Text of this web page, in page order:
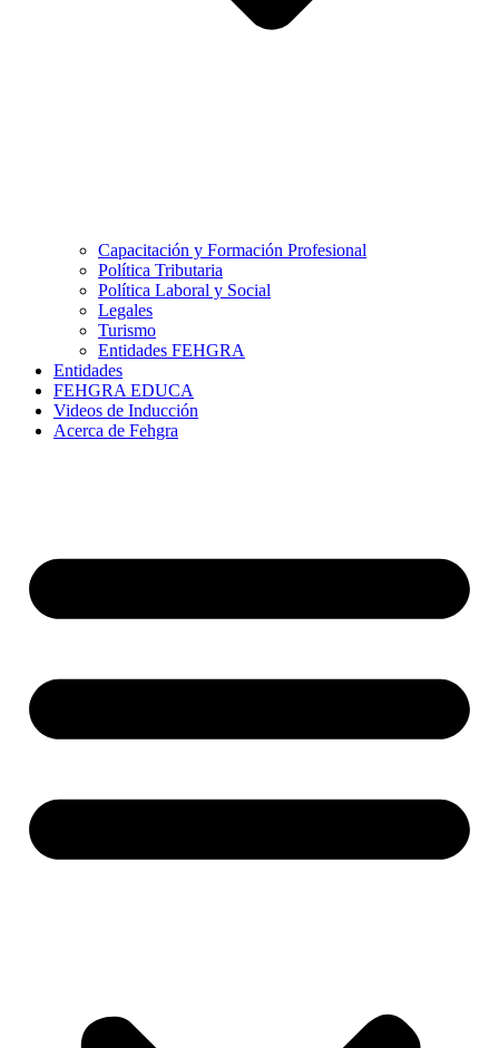
Capacitación y Formación Profesional
Política Tributaria
Política Laboral y Social
Legales
Turismo
Entidades FEHGRA
Entidades
FEHGRA EDUCA
Videos de Inducción
Acerca de Fehgra